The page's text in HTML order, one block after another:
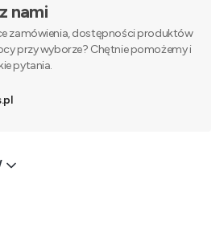
nami
zamówienia, dostępności produktów
przy wyborze? Chętnie pomożemy i
pytania.